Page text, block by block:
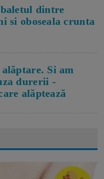
dintre
si oboseala crunta
Si am
durerii -
alăptează